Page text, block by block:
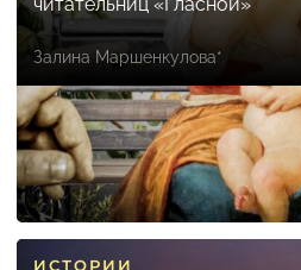
Залина Маршенкулова*
ИСТОРИИ